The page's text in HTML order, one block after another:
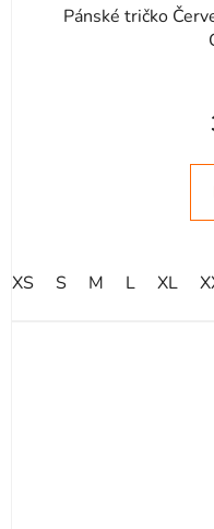
Pánské tričko
XS S M L XL